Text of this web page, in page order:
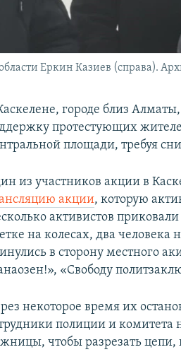
Еркин Казиев (справа).
городе близ
протестующих
площади, требуя
из участников акции в
акции, которую
активистов
на колесах, два человека
в сторону местного
«Свободу
некоторое время их
полиции и комитета
чтобы разрезать цепи,